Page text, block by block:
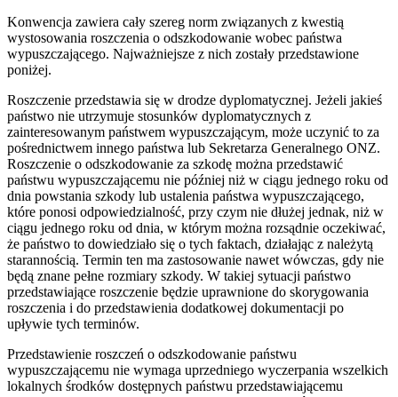
Konwencja zawiera cały szereg norm związanych z kwestią
wystosowania roszczenia o odszkodowanie wobec państwa
wypuszczającego. Najważniejsze z nich zostały przedstawione
poniżej.
Roszczenie przedstawia się w drodze dyplomatycznej. Jeżeli jakieś
państwo nie utrzymuje stosunków dyplomatycznych z
zainteresowanym państwem wypuszczającym, może uczynić to za
pośrednictwem innego państwa lub Sekretarza Generalnego ONZ.
Roszczenie o odszkodowanie za szkodę można przedstawić
państwu wypuszczającemu nie później niż w ciągu jednego roku od
dnia powstania szkody lub ustalenia państwa wypuszczającego,
które ponosi odpowiedzialność, przy czym nie dłużej jednak, niż w
ciągu jednego roku od dnia, w którym można rozsądnie oczekiwać,
że państwo to dowiedziało się o tych faktach, działając z należytą
starannością. Termin ten ma zastosowanie nawet wówczas, gdy nie
będą znane pełne rozmiary szkody. W takiej sytuacji państwo
przedstawiające roszczenie będzie uprawnione do skorygowania
roszczenia i do przedstawienia dodatkowej dokumentacji po
upływie tych terminów.
Przedstawienie roszczeń o odszkodowanie państwu
wypuszczającemu nie wymaga uprzedniego wyczerpania wszelkich
lokalnych środków dostępnych państwu przedstawiającemu